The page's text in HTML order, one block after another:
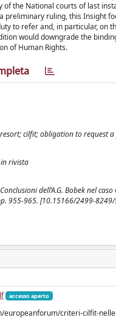
the National courts of last
preliminary ruling, this Insight
to refer and, in particular,
would downgrade the
of Human Rights.
cilfit; obligation to request
rivista
dell’A.G. Bobek nel
955-965. [10.15166/2499-
accesso aperto
europeanforum/criteri-cilfit-